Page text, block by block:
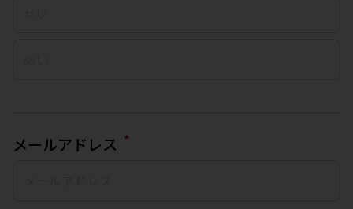
メールアドレス *